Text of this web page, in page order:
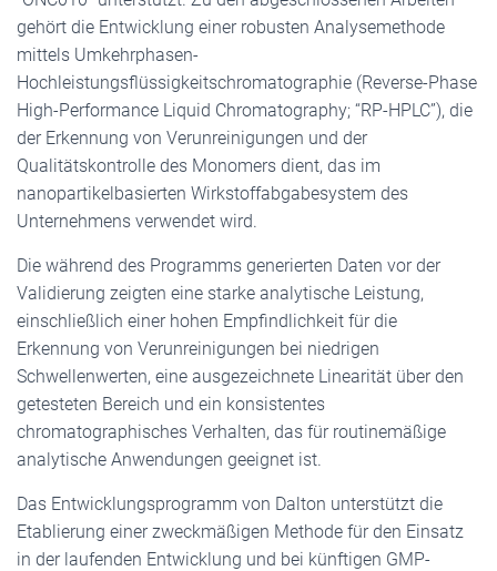
gehört die Entwicklung einer robusten Analysemethode
mittels Umkehrphasen-
Hochleistungsflüssigkeitschromatographie (Reverse-Phase
High-Performance Liquid Chromatography; “RP-HPLC”), die
der Erkennung von Verunreinigungen und der
Qualitätskontrolle des Monomers dient, das im
nanopartikelbasierten Wirkstoffabgabesystem des
Unternehmens verwendet wird.
Die während des Programms generierten Daten vor der
Validierung zeigten eine starke analytische Leistung,
einschließlich einer hohen Empfindlichkeit für die
Erkennung von Verunreinigungen bei niedrigen
Schwellenwerten, eine ausgezeichnete Linearität über den
getesteten Bereich und ein konsistentes
chromatographisches Verhalten, das für routinemäßige
analytische Anwendungen geeignet ist.
Das Entwicklungsprogramm von Dalton unterstützt die
Etablierung einer zweckmäßigen Methode für den Einsatz
in der laufenden Entwicklung und bei künftigen GMP-